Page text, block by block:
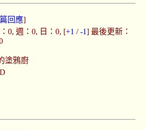
回應]
0, 週：0, 日：0, [+1 /-1] 最後更新：
塗鴉廚